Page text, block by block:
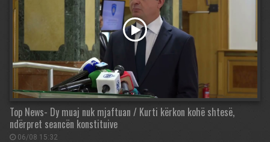
Top News- Dy muaj nuk mjaftuan / Kurti kërkon kohë shtesë,
ndërpret seancën konstituive
06/08 15:32